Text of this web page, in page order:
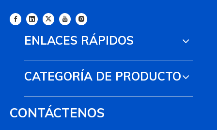
ENLACES RÁPIDOS
CATEGORÍA DE PRODUCTO
CONTÁCTENOS